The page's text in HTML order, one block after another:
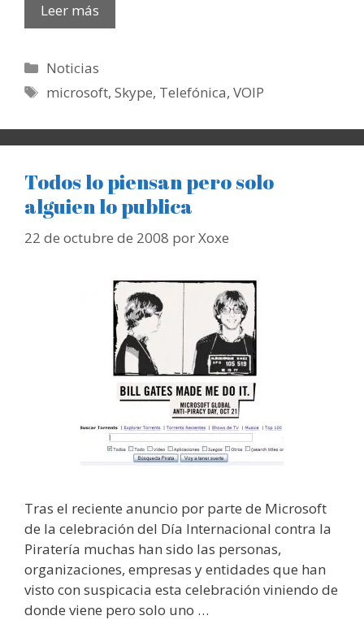
Leer más
Categorías
Noticias
Etiquetas
microsoft,Skype, Telefónica,VOIP
Todos lo piensan pero solo
alguien lo publica
22 de octubre de 2008 porXoxe
Tras el reciente anuncio por parte de Microsoft
de la celebración del Día Internacional contra la
Piratería muchas han sido las personas,
organizaciones, empresas y entidades que han
visto con suspicacia esta celebración viniendo de
donde viene pero solo uno …